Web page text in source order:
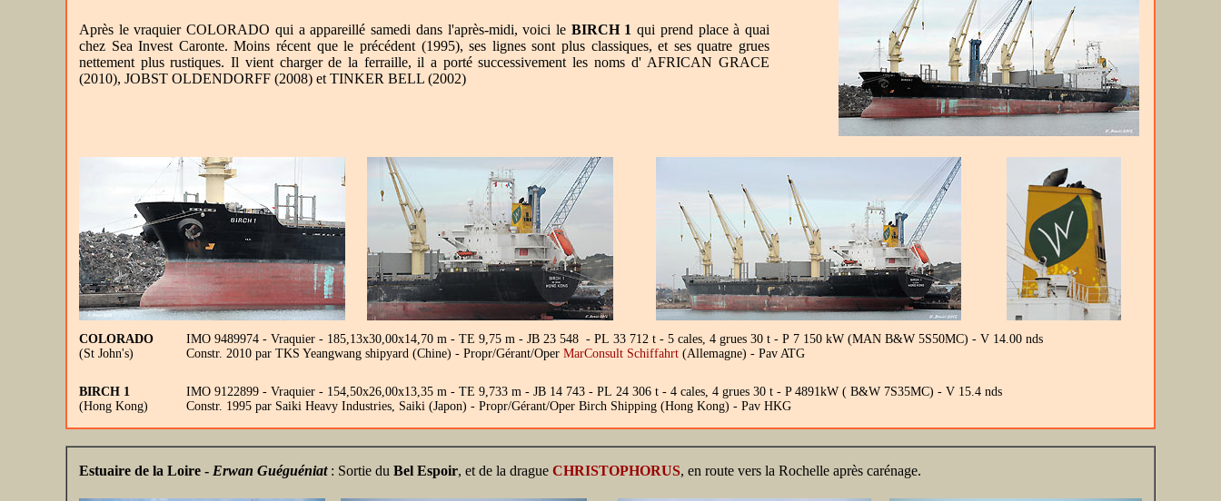
Après le vraquier COLORADO qui a appareillé samedi dans l'après-midi, voici le BIRCH 1 qui prend place à quai
chez Sea Invest Caronte. Moins récent que le précédent (1995), ses lignes sont plus classiques, et ses quatre grues
nettement plus rustiques. Il vient charger de la ferraille, il a porté successivement les noms d' AFRICAN GRACE
(2010), JOBST OLDENDORFF (2008) et TINKER BELL (2002)
COLORADO
(St John's)
IMO 9489974 - Vraquier - 185,13x30,00x14,70 m - TE 9,75 m - JB 23 548 - PL 33 712 t - 5 cales, 4 grues 30 t - P 7 150 kW (MAN B&W 5S50MC) - V 14.00 nds
Constr. 2010 par TKS Yeangwang shipyard (Chine) - Propr/Gérant/Oper MarConsult Schiffahrt (Allemagne) - Pav ATG
BIRCH 1
(Hong Kong)
IMO 9122899 - Vraquier - 154,50x26,00x13,35 m - TE 9,733 m - JB 14 743 - PL 24 306 t - 4 cales, 4 grues 30 t - P 4891kW ( B&W 7S35MC) - V 15.4 nds
Constr. 1995 par Saiki Heavy Industries, Saiki (Japon) - Propr/Gérant/Oper Birch Shipping (Hong Kong) - Pav HKG
Estuaire de la Loire - Erwan Guéguéniat: Sortie du Bel Espoir, et de la drague CHRISTOPHORUS, en route vers la Rochelle après carénage.